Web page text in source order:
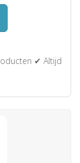
✔ Altijd